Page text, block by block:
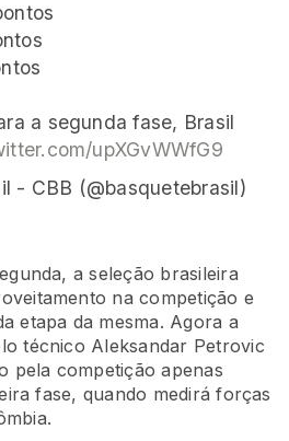
a segunda fase, Brasil
upXGvWWfG9
- CBB (@basquetebrasil)
a seleção brasileira
na competição e
etapa da mesma. Agora a
técnico Aleksandar Petrovic
pela competição apenas
fase, quando medirá forças